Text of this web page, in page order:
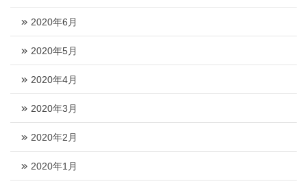
2020年6月
2020年5月
2020年4月
2020年3月
2020年2月
2020年1月